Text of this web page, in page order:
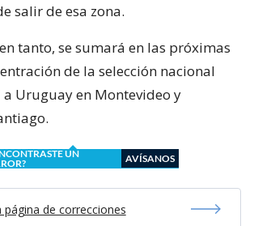
salir de esa zona.
tanto, se sumará en las próximas
de la selección nacional
Uruguay en Montevideo y
UN
AVÍSANOS
página de correcciones